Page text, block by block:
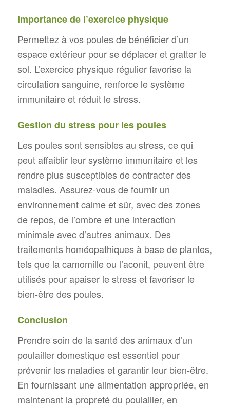
Importance de l’exercice physique
Permettez à vos poules de bénéficier d’un
espace extérieur pour se déplacer et gratter le
sol. L’exercice physique régulier favorise la
circulation sanguine, renforce le système
immunitaire et réduit le stress.
Gestion du stress pour les poules
Les poules sont sensibles au stress, ce qui
peut affaiblir leur système immunitaire et les
rendre plus susceptibles de contracter des
maladies. Assurez-vous de fournir un
environnement calme et sûr, avec des zones
de repos, de l’ombre et une interaction
minimale avec d’autres animaux. Des
traitements homéopathiques à base de plantes,
tels que la camomille ou l’aconit, peuvent être
utilisés pour apaiser le stress et favoriser le
bien-être des poules.
Conclusion
Prendre soin de la santé des animaux d’un
poulailler domestique est essentiel pour
prévenir les maladies et garantir leur bien-être.
En fournissant une alimentation appropriée, en
maintenant la propreté du poulailler, en